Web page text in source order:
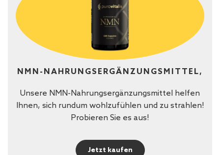
NMN-NAHRUNGSERGÄNZUNGSMITTEL,
Unsere NMN-Nahrungsergänzungsmittel helfen
Ihnen, sich rundum wohlzufühlen und zu strahlen!
Probieren Sie es aus!
Jetzt kaufen